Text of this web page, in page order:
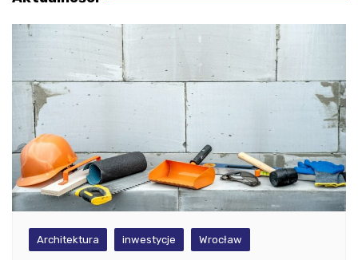
Architektura inwestycje Wrocław